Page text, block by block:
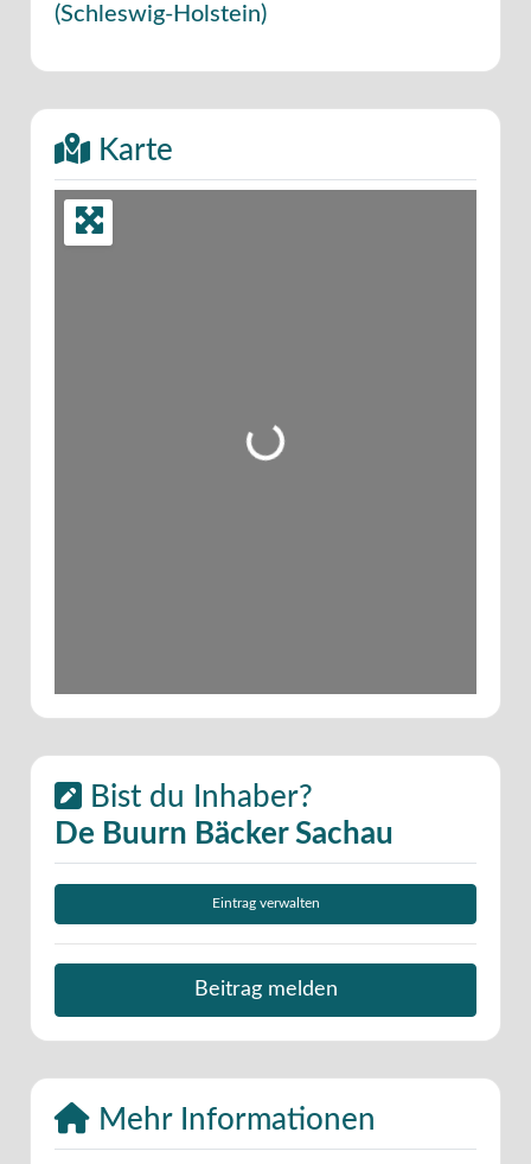
(Schleswig-Holstein)
Karte
Wird geladen …
Bist du Inhaber?
De Buurn Bäcker Sachau
Eintrag verwalten
Beitrag melden
Mehr Informationen